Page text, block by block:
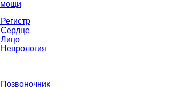
Регистр
Сердце
Лицо
Неврология
Позвоночник